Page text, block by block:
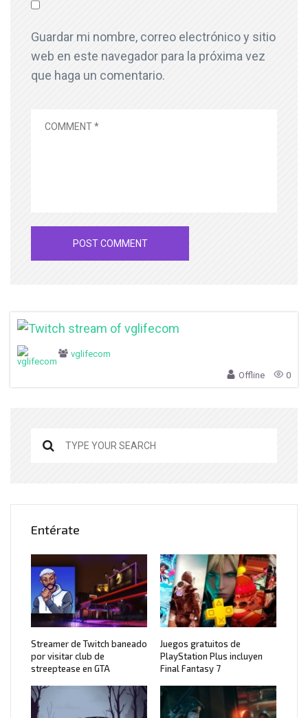
Guardar mi nombre, correo electrónico y sitio
web en este navegador para la próxima vez
que haga un comentario.
vglifecom
Offline 0
Entérate
Streamer de Twitch baneado
por visitar club de
streeptease en GTA
Juegos gratuitos de
PlayStation Plus incluyen
Final Fantasy 7